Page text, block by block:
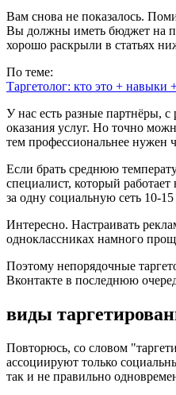
Вам снова не показалось.
Вы должны иметь бюджет на
хорошо раскрыли в статьях
По теме:
Таргетолог: кто это + навыки
У нас есть разные партнёры, с
оказания услуг. Но точно
тем профессиональнее нужен
Если брать среднюю
специалист, который работает
за одну социальную сеть 10-15
Интересно. Настраивать
одноклассниках намного
Поэтому непорядочные
Вконтакте в последнюю
виды
Повторюсь, со словом
ассоциируют только
так и не правильно